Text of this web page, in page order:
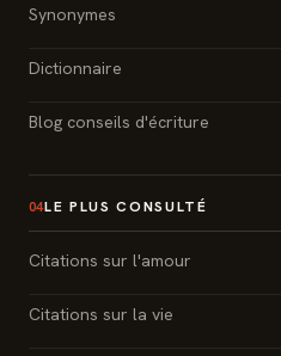
Synonymes
Dictionnaire
Blog conseils d'écriture
04LE PLUS CONSULTÉ
Citations sur l'amour
Citations sur la vie